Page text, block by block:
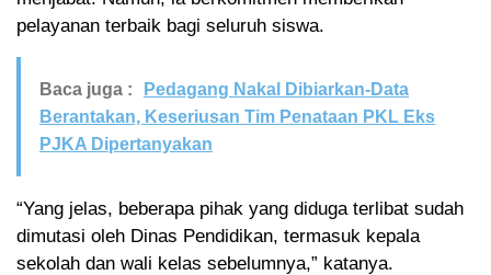
pelayanan terbaik bagi seluruh siswa.
Baca juga :
Pedagang Nakal Dibiarkan-Data
Berantakan, Keseriusan Tim Penataan PKL Eks
PJKA Dipertanyakan
“Yang jelas, beberapa pihak yang diduga terlibat sudah
dimutasi oleh Dinas Pendidikan, termasuk kepala
sekolah dan wali kelas sebelumnya,” katanya.